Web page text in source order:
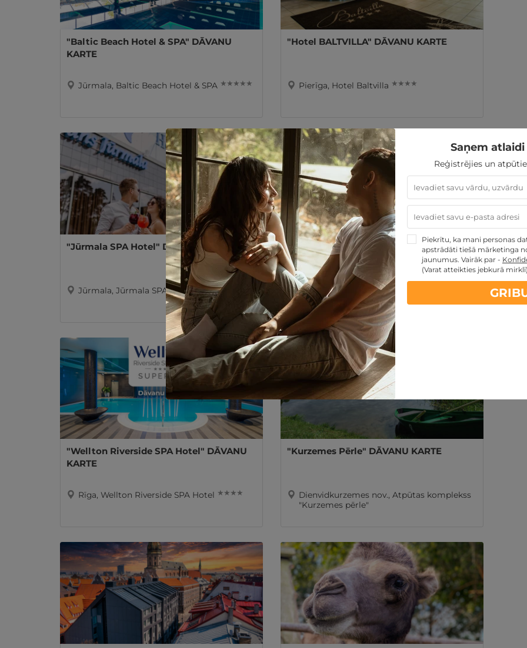
"Baltic Beach Hotel & SPA" DĀVANU
KARTE
Jūrmala, Baltic Beach Hotel & SPA ★ ★ ★ ★ ★
"Hotel BALTVILLA" DĀVANU KARTE
Pierīga, Hotel Baltvilla ★ ★ ★ ★
"Jūrmala SPA Hotel" DĀVANU KARTE
Jūrmala, Jūrmala SPA Hotel ★ ★ ★ ★
"SPA Hotel Ezeri" DĀVANU KARTE
Sigulda, SPA Hotel Ezeri
"Wellton Riverside SPA Hotel" DĀVANU
KARTE
Rīga, Wellton Riverside SPA Hotel ★ ★ ★ ★
"Kurzemes Pērle" DĀVANU KARTE
Dienvidkurzemes nov., Atpūtas komplekss
"Kurzemes pērle"
Saņem
Reģistrējies un
Piekrītu, ka mani personas
apstrādāti tiešā mārketinga
jaunumus. Vairāk par -
(Varat atteikties jebkurā mirklī)